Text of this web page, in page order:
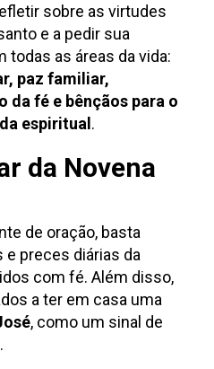
sobre as virtudes
e a pedir sua
todas as áreas da vida:
paz familiar,
fé e bênçãos para o
espiritual .
da Novena
de oração, basta
e preces diárias da
com fé. Além disso,
a ter em casa uma
, como um sinal de